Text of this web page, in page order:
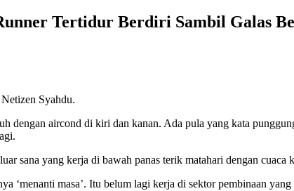
Tertidur Berdiri Sambil Galas
Syahdu.
dengan aircond di kiri dan kanan. Ada pula yang kata
sana yang kerja di bawah panas terik matahari dengan cuaca
‘menanti masa’. Itu belum lagi kerja di sektor pembinaan yang